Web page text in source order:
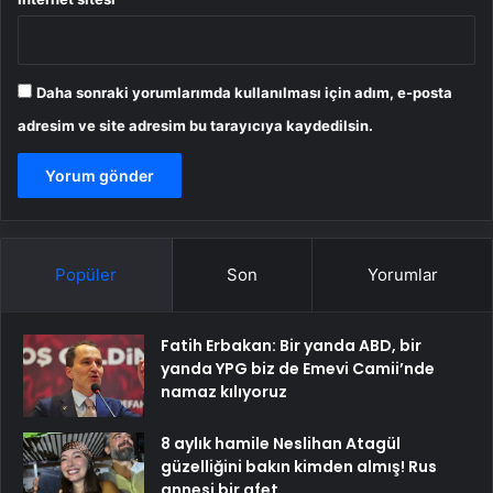
Daha sonraki yorumlarımda kullanılması için adım, e-posta
adresim ve site adresim bu tarayıcıya kaydedilsin.
Popüler Son Yorumlar
Fatih Erbakan: Bir yanda ABD, bir
yanda YPG biz de Emevi Camii’nde
namaz kılıyoruz
8 aylık hamile Neslihan Atagül
güzelliğini bakın kimden almış! Rus